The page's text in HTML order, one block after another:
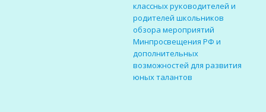
классных руководителей и
родителей школьников
обзора мероприятий
Минпросвещения РФ и
дополнительных
возможностей для развития
юных талантов